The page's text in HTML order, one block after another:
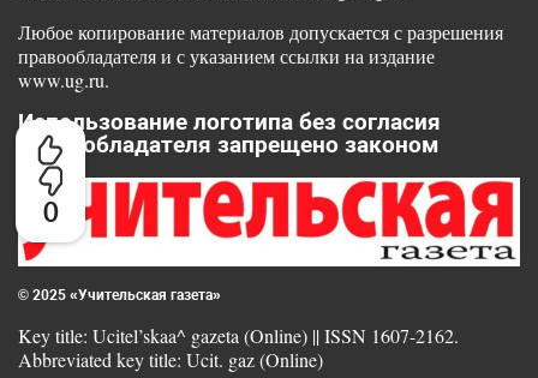
0
Любое копирование материалов допускается с разрешения
правообладателя и с указанием ссылки на издание
www.ug.ru.
Использование логотипа без согласия
правообладателя запрещено законом
© 2025 «Учительская газета»
Key title: Ucitel’skaa^ gazeta (Online) || ISSN 1607-2162.
Abbreviated key title: Ucit. gaz (Online)